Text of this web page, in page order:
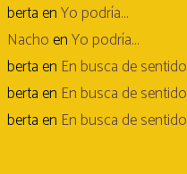
bertaenYo podría…
NachoenYo podría…
bertaen En busca de sentido
bertaen En busca de sentido
bertaen En busca de sentido